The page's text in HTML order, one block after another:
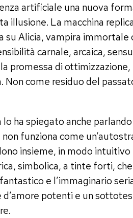
artificiale una nuova
illusione. La macchina
su Alicia, vampira
carnale, arcaica,
promessa di
Non come residuo del
lo ha spiegato anche
funziona come
insieme, in modo
simbolica, a tinte forti,
e l’immaginario
d’amore potenti e un